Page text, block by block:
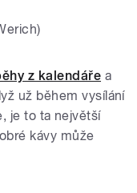
z kalendáře a
už během vysílání
je to ta největší
kávy může